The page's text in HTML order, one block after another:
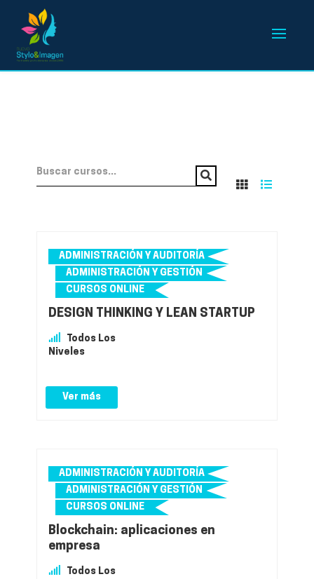
ADMINISTRACIÓN Y AUDITORÍA
ADMINISTRACIÓN Y GESTIÓN
CURSOS ONLINE
DESIGN THINKING Y LEAN STARTUP
Todos Los
Niveles
Ver más
ADMINISTRACIÓN Y AUDITORÍA
ADMINISTRACIÓN Y GESTIÓN
CURSOS ONLINE
Blockchain: aplicaciones en
empresa
Todos Los